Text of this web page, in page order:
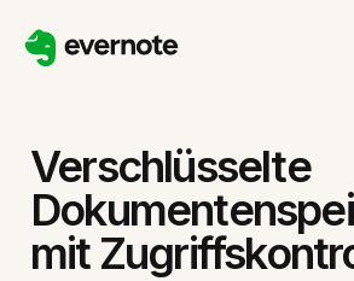
Verschlüsselte
mit